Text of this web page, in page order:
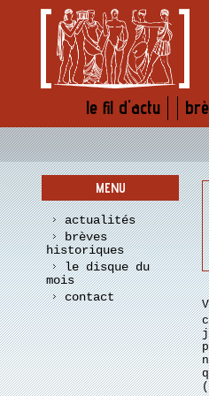
le fil d'actu
menu
actualités
brèves
historiques
le disque du
mois
contact